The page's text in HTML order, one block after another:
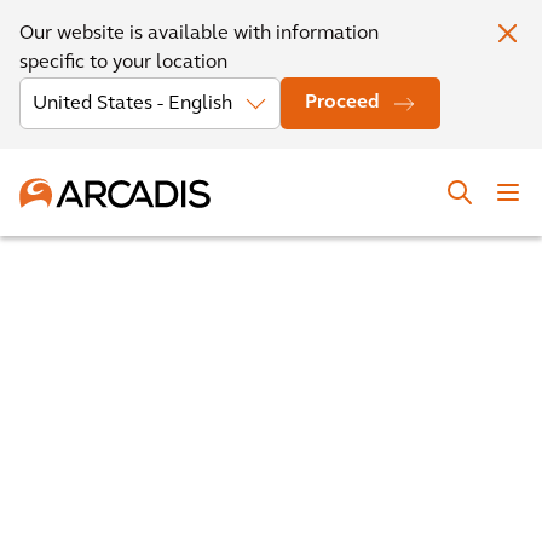
Our website is available with information
specific to your location
Proceed